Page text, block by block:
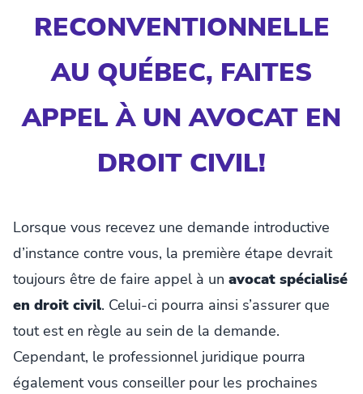
RECONVENTIONNELLE
AU QUÉBEC, FAITES
APPEL À UN AVOCAT EN
DROIT CIVIL!
Lorsque vous recevez une demande introductive
d’instance contre vous, la première étape devrait
toujours être de faire appel à un avocat spécialisé
en droit civil. Celui-ci pourra ainsi s’assurer que
tout est en règle au sein de la demande.
Cependant, le professionnel juridique pourra
également vous conseiller pour les prochaines